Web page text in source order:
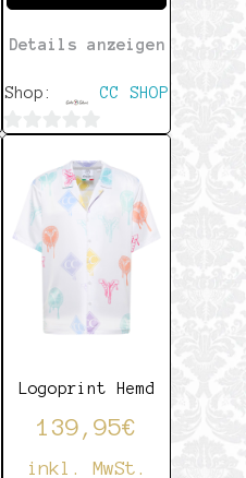
Details anzeigen
Shop: CC SHOP
von
Logoprint Hemd
139,95€
inkl. MwSt.